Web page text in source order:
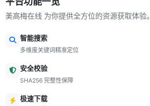
美高梅在线 为你提供全方位的资源获取体验。
智能搜索
多维度关键词精准定位
安全校验
SHA256 完整性保障
极速下载